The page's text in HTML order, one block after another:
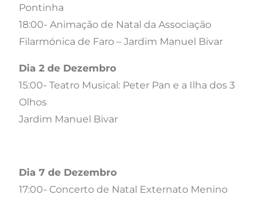
Pontinha
18:00- Animação de Natal da Associação
Filarmónica de Faro – Jardim Manuel Bivar
Dia 2 de Dezembro
15:00- Teatro Musical: Peter Pan e a Ilha dos 3
Olhos
Jardim Manuel Bivar
Dia 7 de Dezembro
17:00- Concerto de Natal Externato Menino